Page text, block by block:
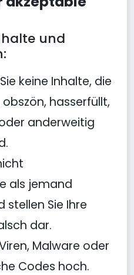
und
keine Inhalte, die
hasserfüllt,
anderweitig
als jemand
stellen Sie Ihre
dar.
Malware oder
Codes hoch.